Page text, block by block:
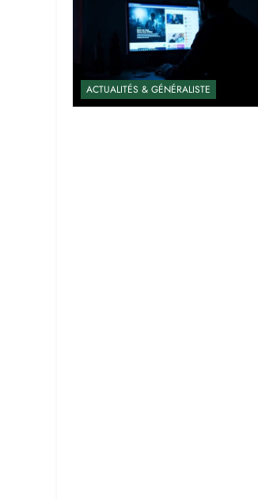
ACTUALITÉS & GÉNÉRALISTE